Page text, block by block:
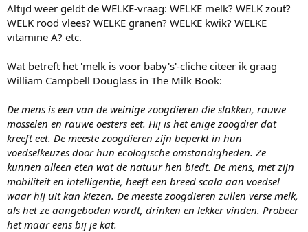
Altijd weer geldt de WELKE-vraag: WELKE melk? WELK zout?
WELK rood vlees? WELKE granen? WELKE kwik? WELKE
vitamine A? etc.
Wat betreft het 'melk is voor baby's'-cliche citeer ik graag
William Campbell Douglass in The Milk Book:
De mens is een van de weinige zoogdieren die slakken, rauwe
mosselen en rauwe oesters eet. Hij is het enige zoogdier dat
kreeft eet. De meeste zoogdieren zijn beperkt in hun
voedselkeuzes door hun ecologische omstandigheden. Ze
kunnen alleen eten wat de natuur hen biedt. De mens, met zijn
mobiliteit en intelligentie, heeft een breed scala aan voedsel
waar hij uit kan kiezen. De meeste zoogdieren zullen verse melk,
als het ze aangeboden wordt, drinken en lekker vinden. Probeer
het maar eens bij je kat.